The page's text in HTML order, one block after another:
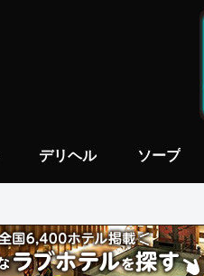
デリヘル ソープ